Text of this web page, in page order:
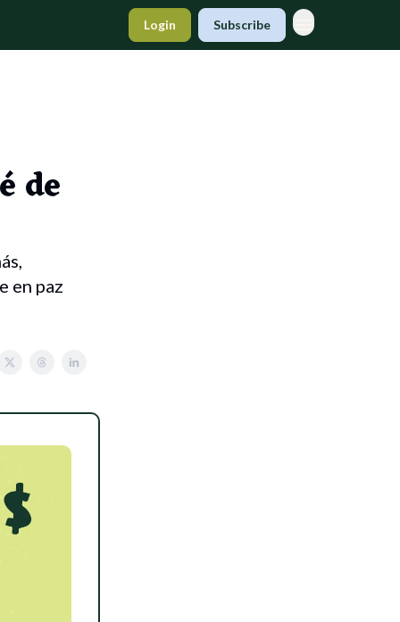
Login Subscribe
de
en paz